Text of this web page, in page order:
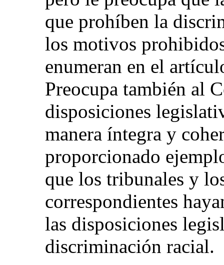
que prohíben la
los motivos
enumeran en el
Preocupa también al
disposiciones
manera íntegra y
proporcionado
que los tribunales y
correspondientes
las disposiciones
discriminación racial.